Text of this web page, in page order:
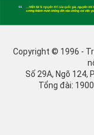
Copyright © 1996 -
Số 29A, Ngõ 124,
Tổng đài: